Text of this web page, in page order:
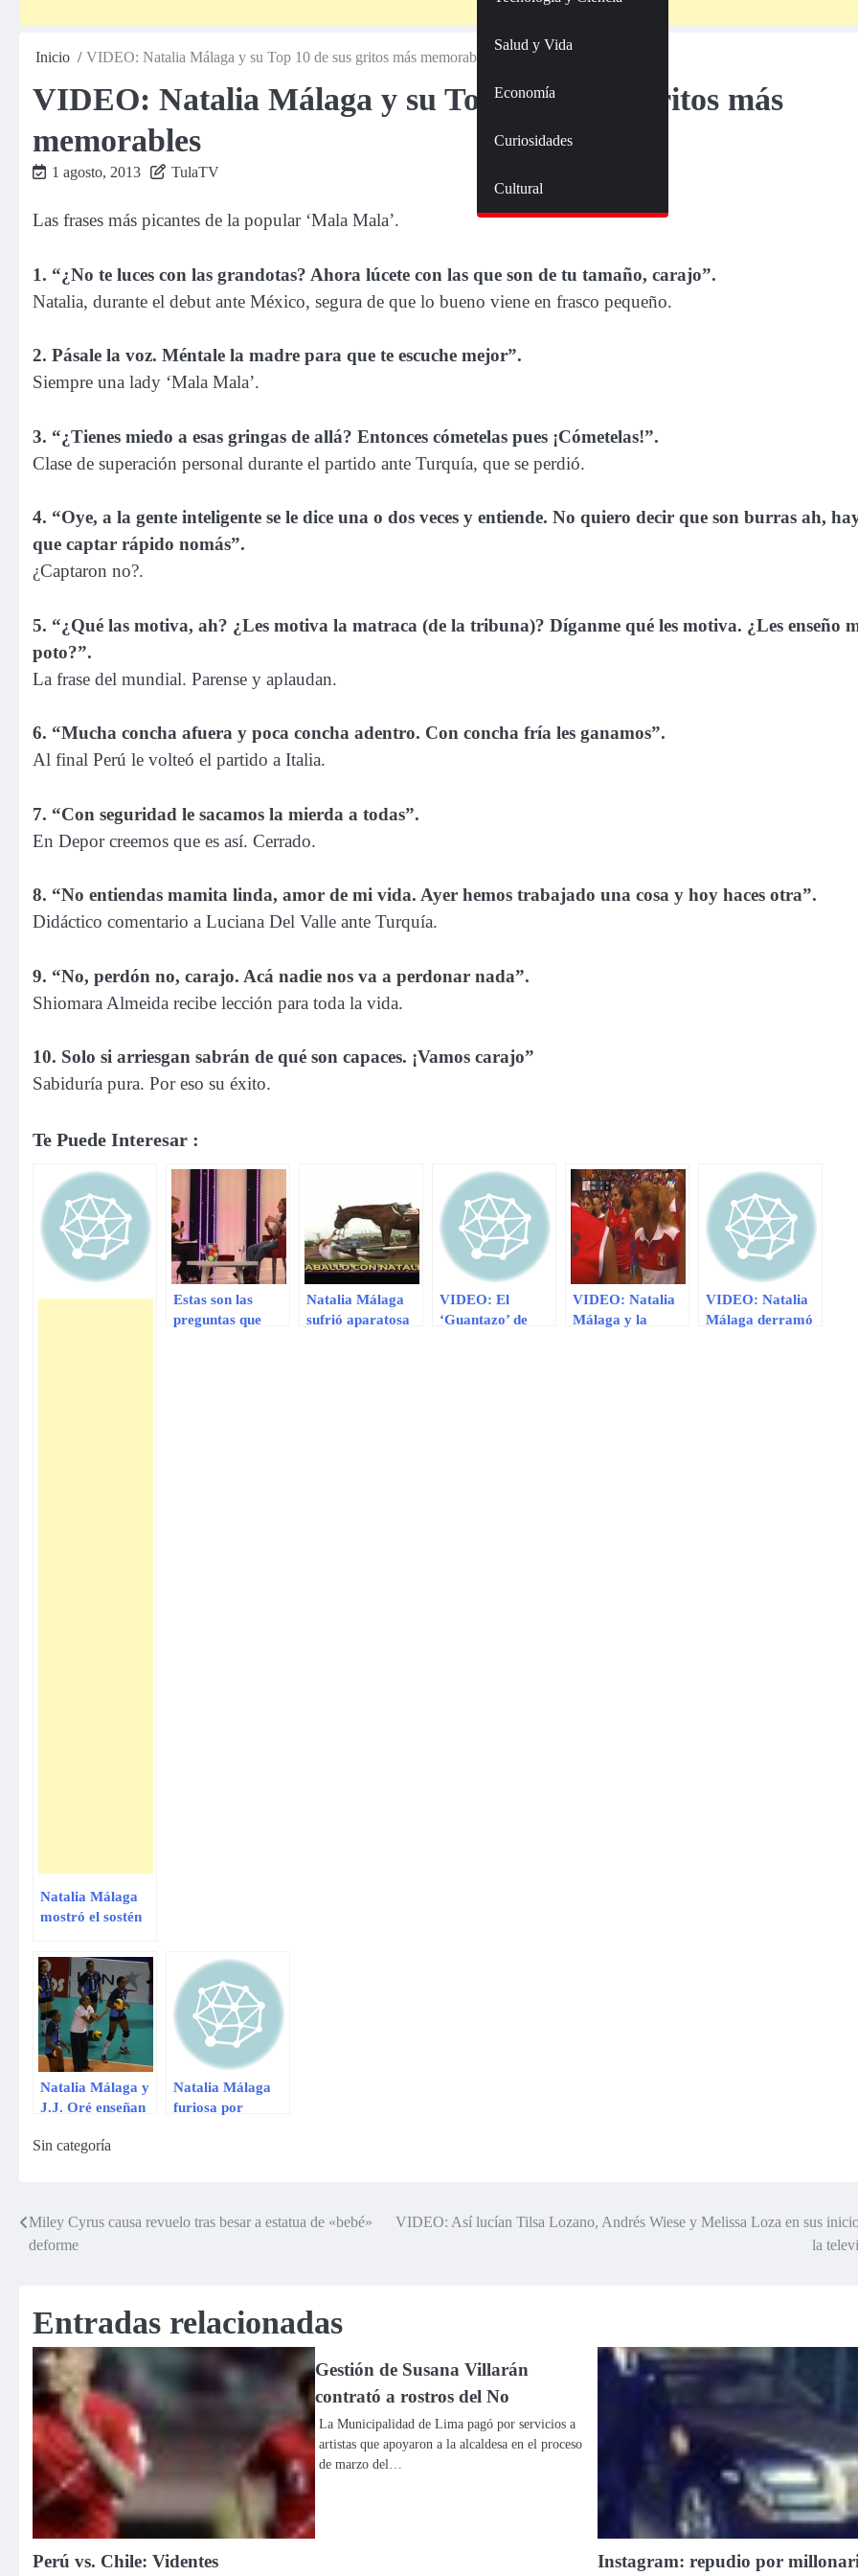
Salud y Vida
Economía
Curiosidades
Cultural
Inicio VIDEO: Natalia Málaga y su Top 10 de sus gritos más memorables
VIDEO: Natalia Málaga y su Top 10 de sus gritos más
memorables
1 agosto, 2013 TulaTV
Las frases más picantes de la popular ‘Mala Mala’.
1. “¿No te luces con las grandotas? Ahora lúcete con las que son de tu tamaño, carajo”.
Natalia, durante el debut ante México, segura de que lo bueno viene en frasco pequeño.
2. Pásale la voz. Méntale la madre para que te escuche mejor”.
Siempre una lady ‘Mala Mala’.
3. “¿Tienes miedo a esas gringas de allá? Entonces cómetelas pues ¡Cómetelas!”.
Clase de superación personal durante el partido ante Turquía, que se perdió.
4. “Oye, a la gente inteligente se le dice una o dos veces y entiende. No quiero decir que son burras ah,
que captar rápido nomás”.
¿Captaron no?.
5. “¿Qué las motiva, ah? ¿Les motiva la matraca (de la tribuna)? Díganme qué les motiva. ¿Les enseño
poto?”.
La frase del mundial. Parense y aplaudan.
6. “Mucha concha afuera y poca concha adentro. Con concha fría les ganamos”.
Al final Perú le volteó el partido a Italia.
7. “Con seguridad le sacamos la mierda a todas”.
En Depor creemos que es así. Cerrado.
8. “No entiendas mamita linda, amor de mi vida. Ayer hemos trabajado una cosa y hoy haces otra”.
Didáctico comentario a Luciana Del Valle ante Turquía.
9. “No, perdón no, carajo. Acá nadie nos va a perdonar nada”.
Shiomara Almeida recibe lección para toda la vida.
10. Solo si arriesgan sabrán de qué son capaces. ¡Vamos carajo”
Sabiduría pura. Por eso su éxito.
Te Puede Interesar :
Natalia Málaga
mostró el sostén
Perú ante
Eslovenia
Estas son las
preguntas que
Natalia Málaga
sufrió aparatosa
VIDEO: El
‘Guantazo’ de
VIDEO: Natalia
Málaga y la
VIDEO: Natalia
Málaga derramó
Natalia Málaga y
J.J. Oré enseñan
San Borja
Natalia Málaga
furiosa por
Sin categoría
Navegación
Miley Cyrus causa revuelo tras besar a estatua de «bebé»
deforme
VIDEO: Así lucían Tilsa Lozano, Andrés Wiese y Melissa Loza en sus
la
Entradas relacionadas
Perú vs. Chile: Videntes
Gestión de Susana Villarán
contrató a rostros del No
La Municipalidad de Lima pagó por servicios a
artistas que apoyaron a la alcaldesa en el proceso
de marzo del…
Instagram: repudio por